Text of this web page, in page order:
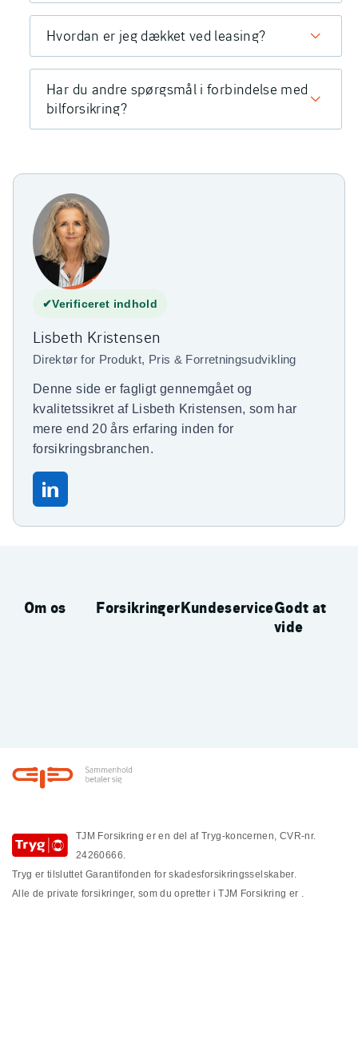
Hvordan er jeg dækket ved leasing?
Har du andre spørgsmål i forbindelse med
bilforsikring?
✔Verificeret indhold
Lisbeth Kristensen
Direktør for Produkt, Pris & Forretningsudvikling
Denne side er fagligt gennemgået og
kvalitetssikret af Lisbeth Kristensen, som har
mere end 20 års erfaring inden for
forsikringsbranchen.
Om os ForsikringerKundeserviceGodt at
vide
TJM Forsikring er en del af Tryg-koncernen, CVR-nr.
24260666.
Tryg er tilsluttet Garantifonden for skadesforsikringsselskaber.
Alle de private forsikringer, som du opretter i TJM Forsikring er